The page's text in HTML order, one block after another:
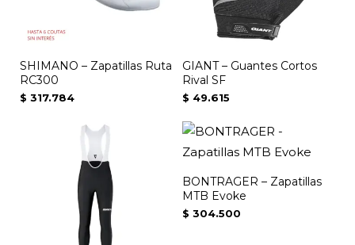
SHIMANO – Zapatillas Ruta
RC300
$ 317.784
pueden
elegir
GIANT – Guantes Cortos
Rival SF
$ 49.615
BONTRAGER – Zapatillas
MTB Evoke
$ 304.500